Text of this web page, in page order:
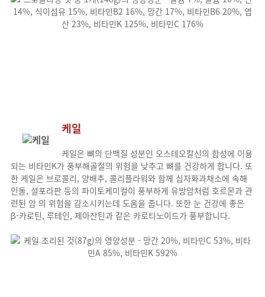
케일
케일은 뼈의 단백질 성분인 오스테오칼신의 합성에 이용
되는 비타민K가 풍부해골절의 위험을 낮추고 뼈를 건강하게 합니다. 또
한 케일은 브로콜리, 양배추, 콜리플라워와 함께 십자화과채소에 속해
인돌, 설포라판 등의 파이토케미컬이 풍부하게 유방암처럼 호르몬과 관
련된 암 의 위험을 감소시키는데 도움을 줍니다. 또한 눈 건강에 좋은
β-카로틴, 루테인, 제아잔틴과 같은 카로티노이드가 풍부합니다.